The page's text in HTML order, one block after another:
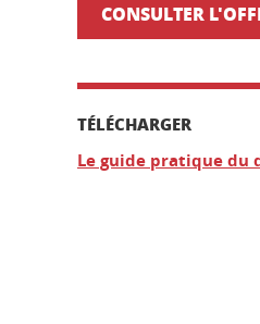
CONSULTER
TÉLÉCHARGER
Le guide pratique